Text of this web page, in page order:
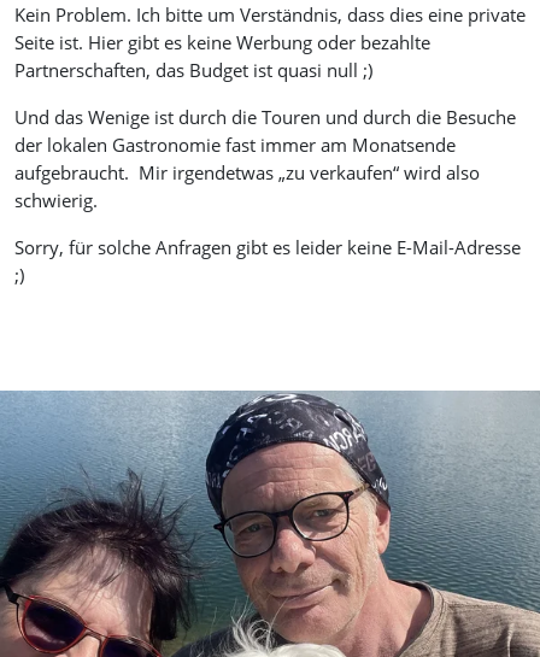
Kein Problem. Ich bitte um Verständnis, dass dies eine private
Seite ist. Hier gibt es keine Werbung oder bezahlte
Partnerschaften, das Budget ist quasi null ;)
Und das Wenige ist durch die Touren und durch die Besuche
der lokalen Gastronomie fast immer am Monatsende
aufgebraucht. Mir irgendetwas „zu verkaufen“ wird also
schwierig.
Sorry, für solche Anfragen gibt es leider keine E-Mail-Adresse
;)